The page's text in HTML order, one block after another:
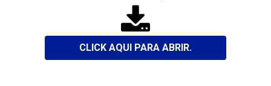

CLICK AQUI PARA ABRIR.